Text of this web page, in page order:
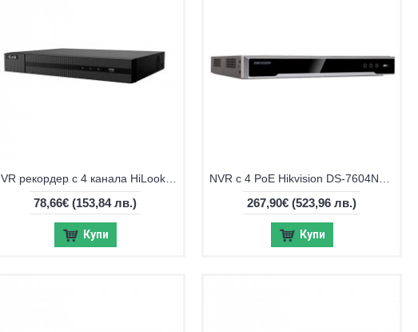
78,66€ (153,84 лв.)
Купи
267,90€ (523,96 лв.)
Купи